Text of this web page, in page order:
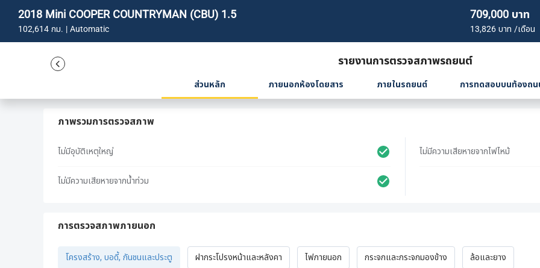
2018 Mini COOPER COUNTRYMAN (CBU) 1.5
102,614 กม. | Automatic
709,000 บาท
13,826 บาท /เดือน
รายงานการตรวจสภาพรถยนต์
ส่วนหลัก ภายนอกห้องโดยสาร ภายในรถยนต์ การทดสอบบนท้องถ
ภาพรวมการตรวจสภาพ
ไม่มีอุบัติเหตุใหญ่ ไม่มีความเสียหายจากไฟไหม้
ไม่มีความเสียหายจากน้ำท่วม
การตรวจสภาพภายนอก
โครงสร้าง, บอดี้, กันชนและประตู ฝากระโปรงหน้าและหลังคา ไฟภายนอก กระจกและกระจกมองข้าง ล้อและยาง